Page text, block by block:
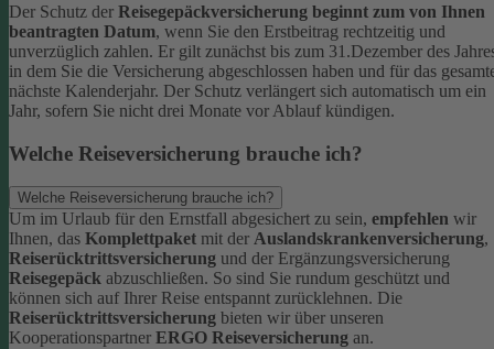
Der Schutz der Reisegepäckversicherung beginnt zum von Ihnen
beantragten Datum, wenn Sie den Erstbeitrag rechtzeitig und
unverzüglich zahlen. Er gilt zunächst bis zum 31.Dezember des
in dem Sie die Versicherung abgeschlossen haben und für das
nächste Kalenderjahr. Der Schutz verlängert sich automatisch um ein
Jahr, sofern Sie nicht drei Monate vor Ablauf kündigen.
Welche Reiseversicherung brauche ich?
Welche Reiseversicherung brauche ich?
Um im Urlaub für den Ernstfall abgesichert zu sein, empfehlen wir
Ihnen, das Komplettpaket mit der Auslandskrankenversicherung,
Reiserücktrittsversicherung und der Ergänzungsversicherung
Reisegepäck abzuschließen. So sind Sie rundum geschützt und
können sich auf Ihrer Reise entspannt zurücklehnen. Die
Reiserücktrittsversicherung bieten wir über unseren
Kooperationspartner ERGO Reiseversicherung an.